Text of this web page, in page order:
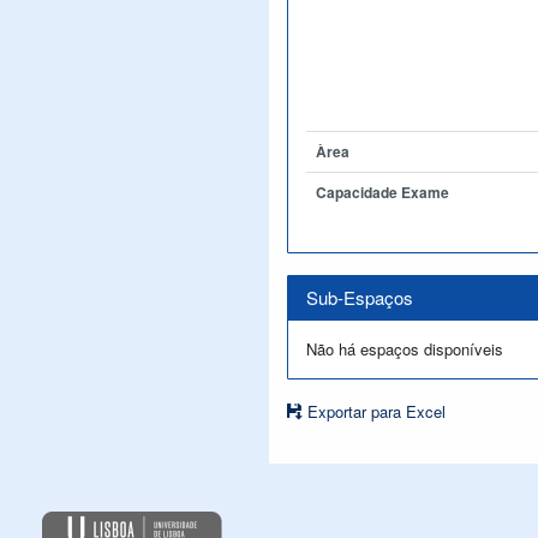
Àrea
Capacidade Exame
Sub-Espaços
Não há espaços disponíveis
Exportar para Excel